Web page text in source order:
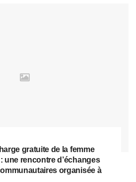
gratuite de la femme
une rencontre d’échanges
organisée à